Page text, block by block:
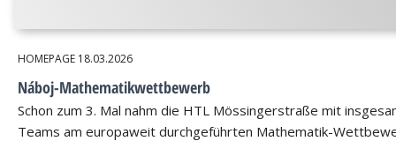
HOMEPAGE 18.03.2026
Náboj-Mathematikwettbewerb
Schon zum 3. Mal nahm die HTL Mössingerstraße mit
Teams am europaweit durchgeführten Mathematik-